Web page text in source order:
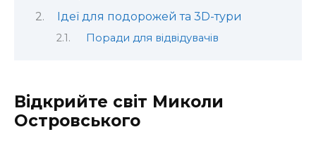
Ідеї для подорожей та 3D-тури
Поради для відвідувачів
Відкрийте світ Миколи
Островського